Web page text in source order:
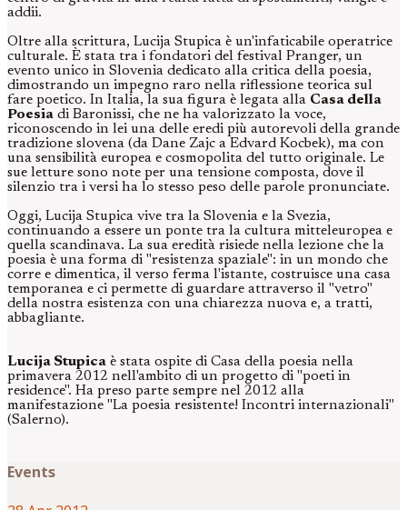
addii.
Oltre alla scrittura, Lucija Stupica è un'infaticabile operatrice
culturale. È stata tra i fondatori del festival Pranger, un
evento unico in Slovenia dedicato alla critica della poesia,
dimostrando un impegno raro nella riflessione teorica sul
fare poetico. In Italia, la sua figura è legata alla Casa della
Poesia di Baronissi, che ne ha valorizzato la voce,
riconoscendo in lei una delle eredi più autorevoli della grande
tradizione slovena (da Dane Zajc a Edvard Kocbek), ma con
una sensibilità europea e cosmopolita del tutto originale. Le
sue letture sono note per una tensione composta, dove il
silenzio tra i versi ha lo stesso peso delle parole pronunciate.
Oggi, Lucija Stupica vive tra la Slovenia e la Svezia,
continuando a essere un ponte tra la cultura mitteleuropea e
quella scandinava. La sua eredità risiede nella lezione che la
poesia è una forma di "resistenza spaziale": in un mondo che
corre e dimentica, il verso ferma l'istante, costruisce una casa
temporanea e ci permette di guardare attraverso il "vetro"
della nostra esistenza con una chiarezza nuova e, a tratti,
abbagliante.
Lucija Stupica è stata ospite di Casa della poesia nella
primavera 2012 nell'ambito di un progetto di "poeti in
residence". Ha preso parte sempre nel 2012 alla
manifestazione "La poesia resistente! Incontri internazionali"
(Salerno).
Events